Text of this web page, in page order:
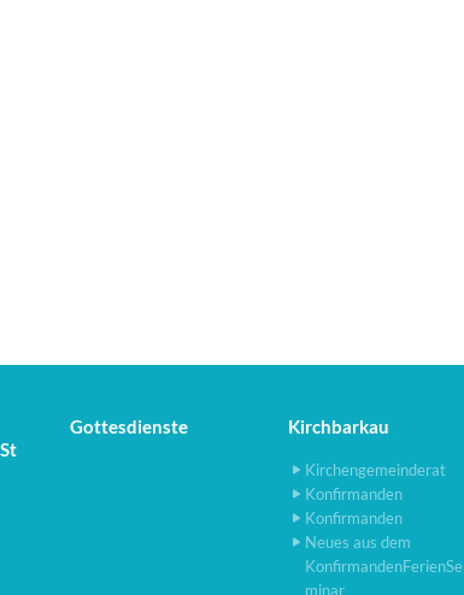
Gottesdienste Kirchbarkau
Kirchengemeinderat
Konfirmanden
Konfirmanden
Neues aus dem
KonfirmandenFerienSe
minar